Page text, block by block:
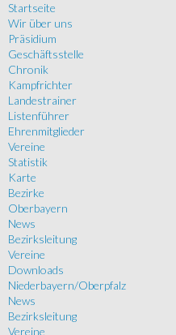
Startseite
Wir über uns
Präsidium
Geschäftsstelle
Chronik
Kampfrichter
Landestrainer
Listenführer
Ehrenmitglieder
Vereine
Statistik
Karte
Bezirke
Oberbayern
News
Bezirksleitung
Vereine
Downloads
Niederbayern/Oberpfalz
News
Bezirksleitung
Vereine